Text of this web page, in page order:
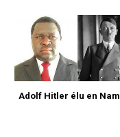
Adolf Hitler élu en